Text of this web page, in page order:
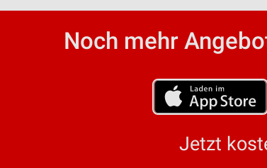
Noch mehr
Jetzt
oder Kombinationen von Daten aus verschiedenen